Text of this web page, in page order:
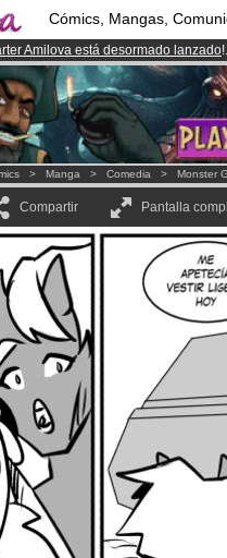
Cómics, Mangas,
Amilova está desormado lanzado!.
en Premium por3.95 eurosal mes!
100000miembrosy 1000 Cómics
> Manga > Comedia > Monster
Compartir Pantalla